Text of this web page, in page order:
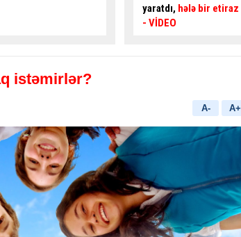
qadın sürücüsakinləri
boğaza yığdı
istəmirlər?
A- A+